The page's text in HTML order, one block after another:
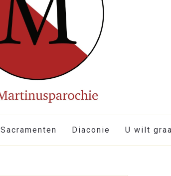
Sacramenten Diaconie U wilt